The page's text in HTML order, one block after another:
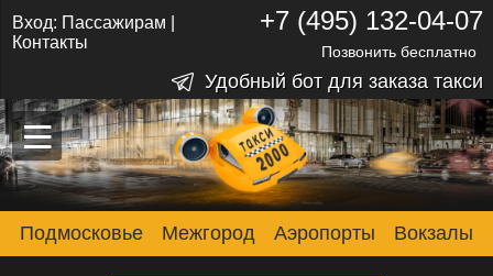
–
–
–
Вход: Пассажирам
Контакты
+7 (495) 132-04-07
Позвонить бесплатно
Удобный бот для заказа такси
Подмосковье Межгород Аэропорты Вокзалы